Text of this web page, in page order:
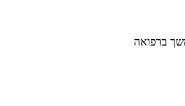
ברפואה